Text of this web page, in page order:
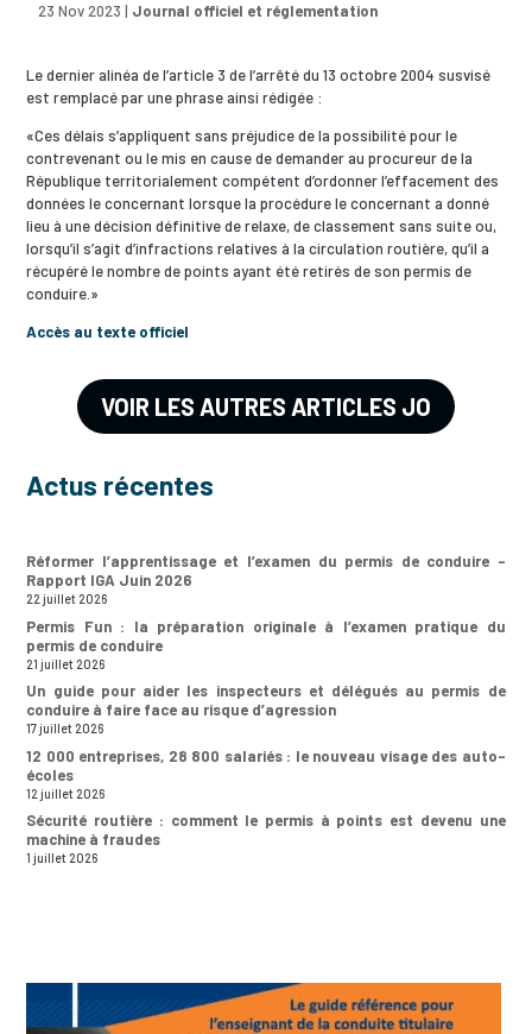
23 Nov 2023 | Journal officiel et réglementation
Le dernier alinéa de l’article 3 de l’arrêté du 13 octobre 2004 susvisé
est remplacé par une phrase ainsi rédigée :
«Ces délais s’appliquent sans préjudice de la possibilité pour le
contrevenant ou le mis en cause de demander au procureur de la
République territorialement compétent d’ordonner l’effacement des
données le concernant lorsque la procédure le concernant a donné
lieu à une décision définitive de relaxe, de classement sans suite ou,
lorsqu’il s’agit d’infractions relatives à la circulation routière, qu’il a
récupéré le nombre de points ayant été retirés de son permis de
conduire.»
Accès au texte officiel
VOIR LES AUTRES ARTICLES JO
Actus récentes
Réformer l’apprentissage et l’examen du permis de conduire –
Rapport IGA Juin 2026
22 juillet 2026
Permis Fun : la préparation originale à l’examen pratique du
permis de conduire
21 juillet 2026
Un guide pour aider les inspecteurs et délégués au permis de
conduire à faire face au risque d’agression
17 juillet 2026
12 000 entreprises, 28 800 salariés : le nouveau visage des auto-
écoles
12 juillet 2026
Sécurité routière : comment le permis à points est devenu une
machine à fraudes
1 juillet 2026